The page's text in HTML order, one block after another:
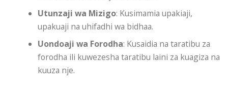
Utunzaji wa Mizigo: Kusimamia upakiaji,
upakuaji na uhifadhi wa bidhaa.
Uondoaji wa Forodha: Kusaidia na taratibu za
forodha ili kuwezesha taratibu laini za kuagiza na
kuuza nje.